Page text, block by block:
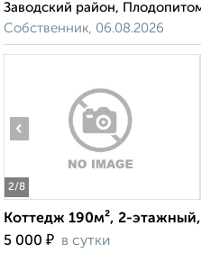
Заводский район,
Собственник, 06.08.2026
2/8
‹
Коттедж 190м², 2-
5 000 ₽ в сутки